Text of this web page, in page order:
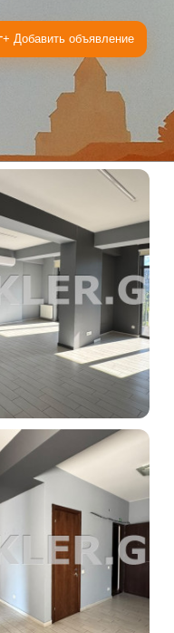
+ Добавить объявление